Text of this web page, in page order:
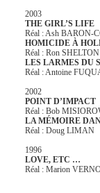
2003
THE GIRL’S LIFE
Réal : Ash BARON-
HOMICIDE À
Réal : Ron
LES LARMES DU
Réal : Antoine
2002
POINT D’IMPACT
Réal : Bob
LA MÉMOIRE
Réal : Doug LIMAN
1996
LOVE, ETC …
Réal : Marion